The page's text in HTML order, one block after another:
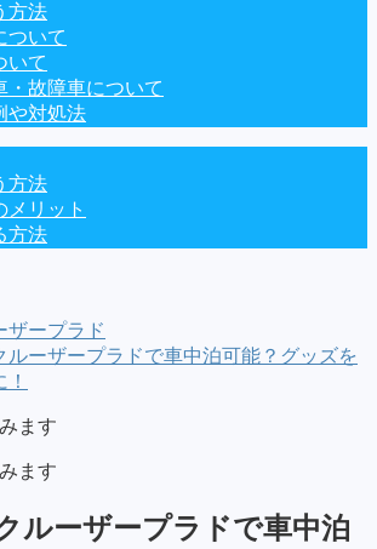
方法
ついて
いて
・故障車について
や対処法
方法
メリット
方法
ザープラド
ルーザープラドで車中泊可能？グッズを
ます
ます
ルーザープラドで車中泊